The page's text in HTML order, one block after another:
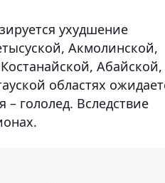
ухудшение
Акмолинской,
Абайской,
областях
– гололед. Вследствие